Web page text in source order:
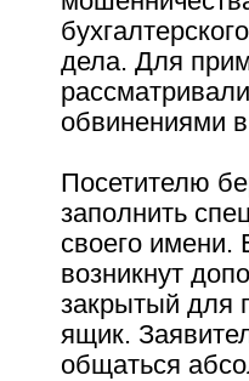
дела. Для
обвинениями
Посетителю
заполнить
своего имени.
возникнут
закрытый для
ящик.
общаться